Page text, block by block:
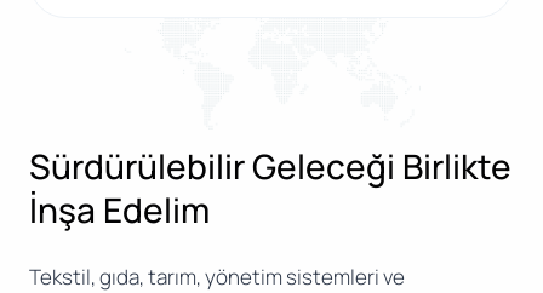
Sürdürülebilir Geleceği Birlikte
İnşa Edelim
Tekstil, gıda, tarım, yönetim sistemleri ve